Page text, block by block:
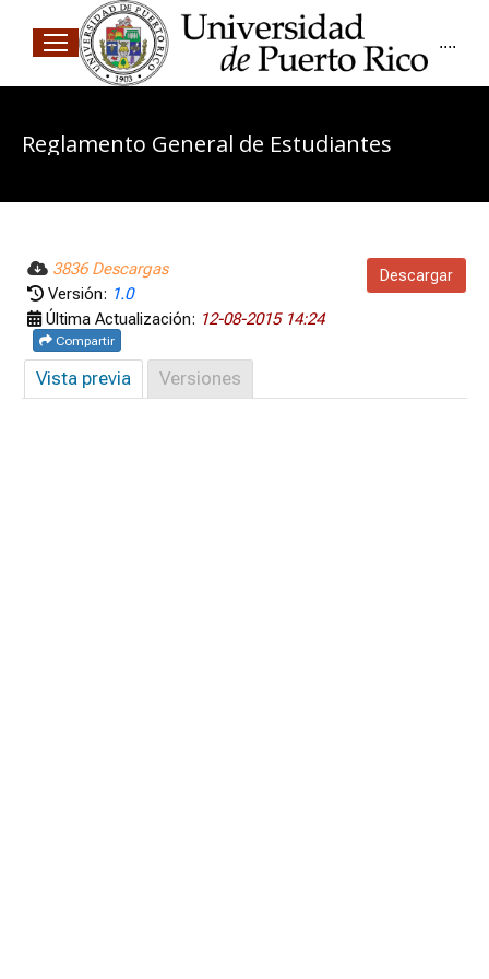
....
Reglamento General de Estudiantes
Descargar
3836 Descargas
Versión: 1.0
Última Actualización: 12-08-2015 14:24
Compartir
Vista previa Versiones